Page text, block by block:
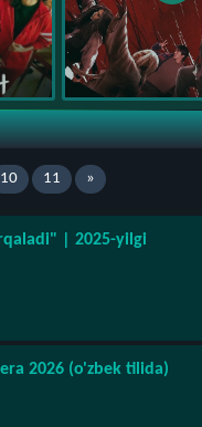
10 11 »
| 2025-yilgi
2026 (o'zbek tilida)